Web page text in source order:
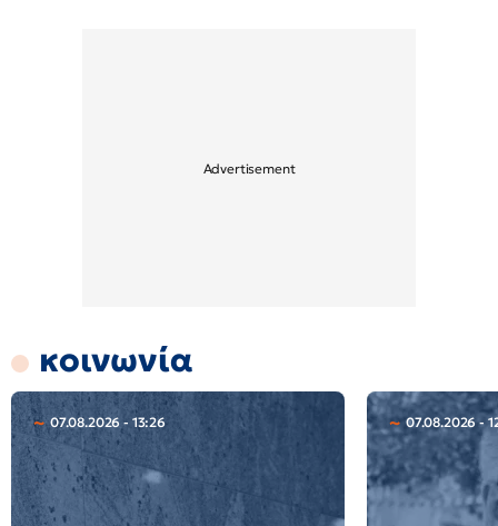
κοινωνία
07.08.2026 - 13:26 07.08.2026 -